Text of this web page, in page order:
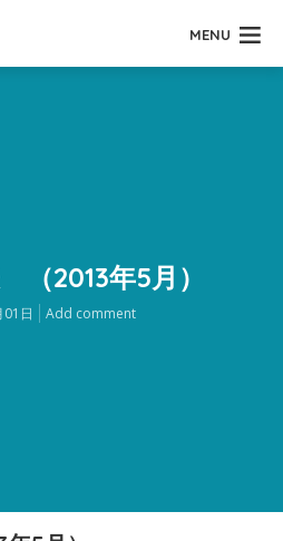
MENU
2013年5月）
日 Add comment